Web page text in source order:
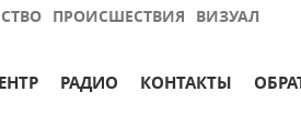
ПРОИСШЕСТВИЯ ВИЗУАЛ
РАДИО КОНТАКТЫ